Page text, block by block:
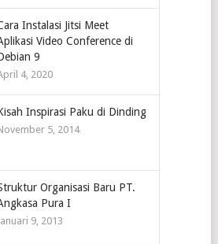
Instalasi Jitsi Meet
Video Conference di
9
4, 2020
Inspirasi Paku di Dinding
5, 2014
Organisasi Baru PT.
Pura I
9, 2013